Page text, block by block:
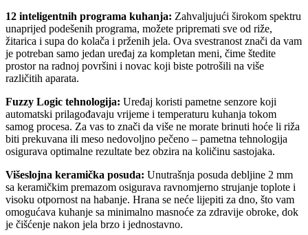
12 inteligentnih programa kuhanja: Zahvaljujući širokom spektru
unaprijed podešenih programa, možete pripremati sve od riže,
žitarica i supa do kolača i prženih jela. Ova svestranost znači da vam
je potreban samo jedan uređaj za kompletan meni, čime štedite
prostor na radnoj površini i novac koji biste potrošili na više
različitih aparata.
Fuzzy Logic tehnologija: Uređaj koristi pametne senzore koji
automatski prilagođavaju vrijeme i temperaturu kuhanja tokom
samog procesa. Za vas to znači da više ne morate brinuti hoće li riža
biti prekuvana ili meso nedovoljno pečeno – pametna tehnologija
osigurava optimalne rezultate bez obzira na količinu sastojaka.
Višeslojna keramička posuda: Unutrašnja posuda debljine 2 mm
sa keramičkim premazom osigurava ravnomjerno strujanje toplote i
visoku otpornost na habanje. Hrana se neće lijepiti za dno, što vam
omogućava kuhanje sa minimalno masnoće za zdravije obroke, dok
je čišćenje nakon jela brzo i jednostavno.